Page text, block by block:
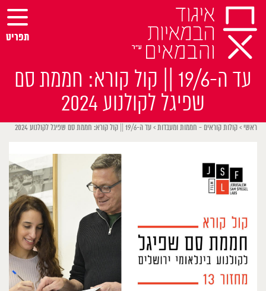
Skip
content
עד ה-19/6 || קול קורא: חממת סם
שפיגל לקולנוע 2024
תפריט
ראשי > קולות קוראים - חממות ומעבדות > עד ה-19/6 || קול קורא: חממת סם שפיגל לקולנוע 2024